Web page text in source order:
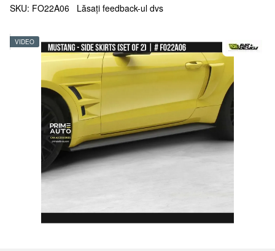
SKU: FO22A06 Lăsați feedback-ul dvs
VIDEO